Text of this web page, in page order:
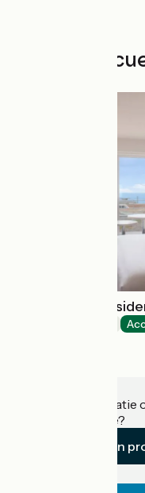
Andere
Mercure La
Heeft u informatie
accommodatie?
Een